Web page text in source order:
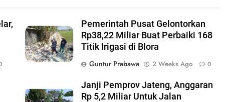
Pemerintah Pusat Gelontorkan
Rp38,22 Miliar Buat Perbaiki 168
Titik Irigasi di Blora
Guntur Prabawa
2 Weeks Ago 0
Janji Pemprov Jateng, Anggaran
Rp 5,2 Miliar Untuk Jalan